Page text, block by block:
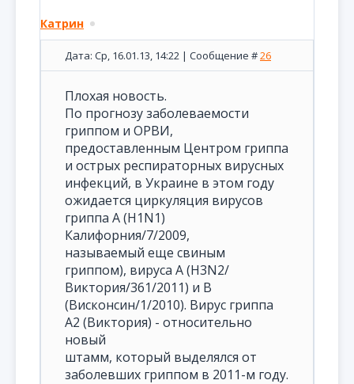
Катрин
Дата: Ср, 16.01.13, 14:22 | Сообщение #26
Плохая новость.
По прогнозу заболеваемости
гриппом и ОРВИ,
предоставленным Центром гриппа
и острых респираторных вирусных
инфекций, в Украине в этом году
ожидается циркуляция вирусов
гриппа А (Н1N1)
Калифорния/7/2009,
называемый еще свиным
гриппом), вируса А (Н3N2/
Виктория/361/2011) и В
(Висконсин/1/2010). Вирус гриппа
А2 (Виктория) - относительно
новый
штамм, который выделялся от
заболевших гриппом в 2011-м году.